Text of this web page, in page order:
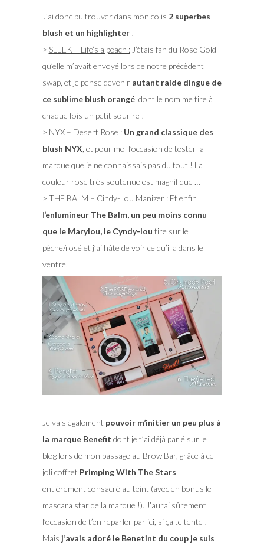
J’ai donc pu trouver dans mon colis 2 superbes
blush et un highlighter!
> SLEEK – Life’s a peach :J’étais fan du Rose Gold
qu’elle m’avait envoyé lors de notre précèdent
swap, et je pense devenir autant raide dingue de
ce sublime blush orangé, dont le nom me tire à
chaque fois un petit sourire !
> NYX – Desert Rose : Un grand classique des
blush NYX , et pour moi l’occasion de tester la
marque que je ne connaissais pas du tout ! La
couleur rose très soutenue est magnifique …
> THE BALM – Cindy-Lou Manizer :Et enfin
l‘enlumineur The Balm, un peu moins connu
que le Marylou, le Cyndy-lou tire sur le
pèche/rosé et j’ai hâte de voir ce qu’il a dans le
ventre.
Je vais également pouvoir m’initier un peu plus à
la marque Benefit dont je t’ai déjà parlé sur le
blog lors de mon passage au Brow Bar, grâce à ce
joli coffret Primping With The Stars,
entièrement consacré au teint (avec en bonus le
mascara star de la marque !). J’aurai sûrement
l’occasion de t’en reparler par ici, si ça te tente !
Mais j’avais adoré le Benetint du coup je suis